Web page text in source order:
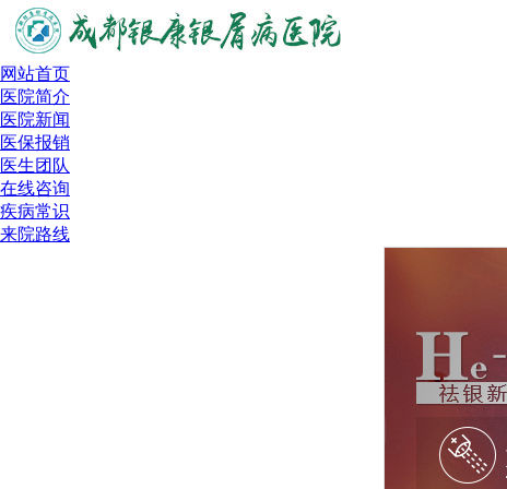
网站首页
医院简介
医院新闻
医保报销
医生团队
在线咨询
疾病常识
来院路线